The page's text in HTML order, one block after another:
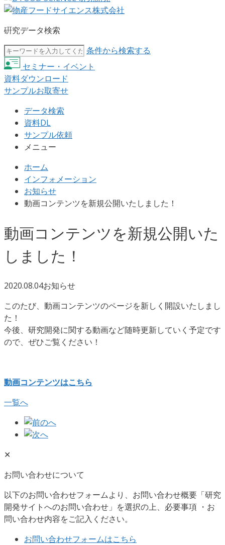
硏究データ検索
条件から検索する
セミナー・イベント
資料ダウンロード
サンプルお取寄せ
データ検索
資料DL
サンプル依頼
メニュー
ホーム
インフォメーション
お知らせ
動画コンテンツを新規公開いたしました！
動画コンテンツを新規公開いた
しました！
2020.08.04お知らせ
このたび、動画コンテンツのページを新しく開設いたしまし
た！
今後、研究開発に関する動画など随時更新していく予定です
ので、ぜひご覧ください！
動画コンテンツはこちら
一覧へ
✕
お問い合わせについて
以下のお問い合わせフォームより、お問い合わせ概要「研究
開発サイトへのお問い合わせ」を選択の上、必要事項 ・お
問い合わせ内容をご記入ください。
お問い合わせフォームはこちら